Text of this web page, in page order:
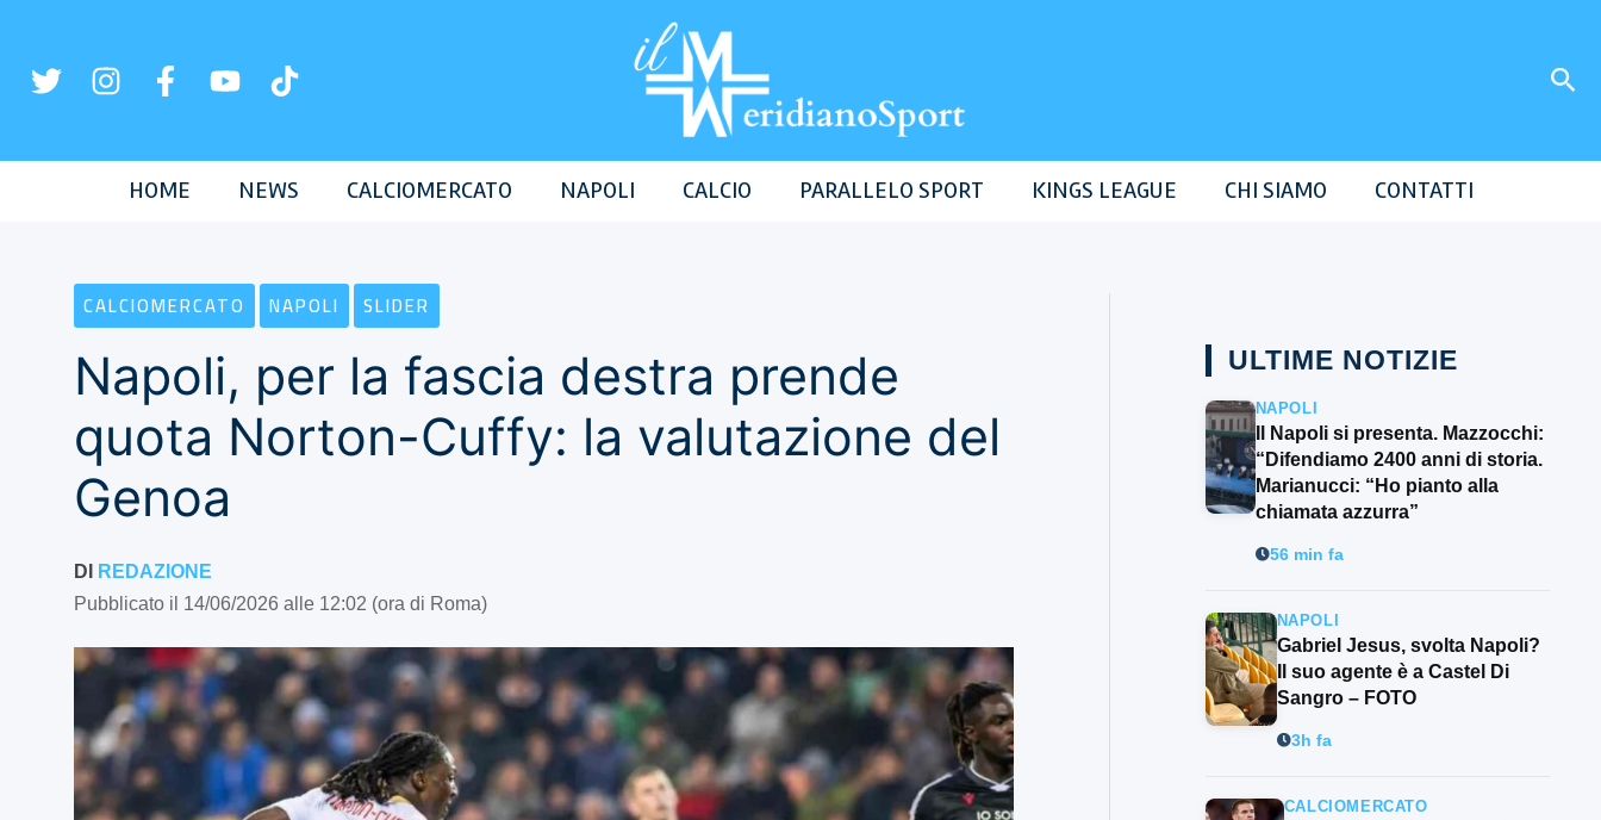
contenuto
HOME NEWS CALCIOMERCATO NAPOLI CALCIO PARALLELO SPORT KINGS LEAGUE CHI SIAMO CONTATTI
CALCIOMERCATO NAPOLI SLIDER
Napoli, per la fascia destra prende
quota Norton-Cuffy: la valutazione del
Genoa
DI
REDAZIONE
Pubblicato il 14/06/2026 alle 12:02 (ora di Roma)
ULTIME NOTIZIE
NAPOLI
Il Napoli si presenta. Mazzocchi:
“Difendiamo 2400 anni di storia.
Marianucci: “Ho pianto alla
chiamata azzurra”
56 min fa
NAPOLI
Gabriel Jesus, svolta Napoli?
Il suo agente è a Castel Di
Sangro – FOTO
3h fa
CALCIOMERCATO